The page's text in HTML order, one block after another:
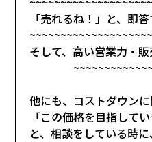
「売れるね！」と、即答
そして、高い営業力・販
他にも、コストダウンに
「この価格を目指して
と、相談をしている時に